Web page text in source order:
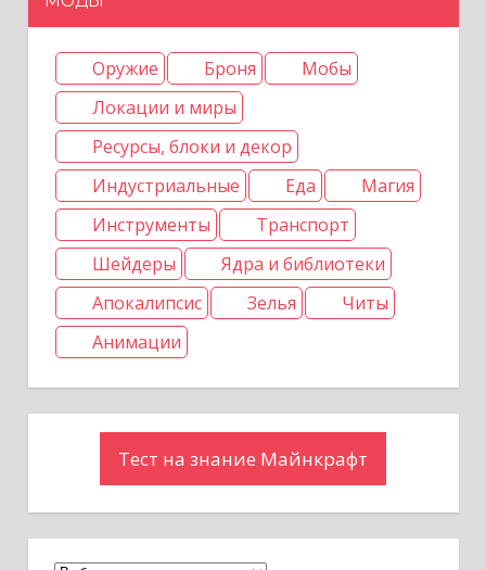
Оружие Броня
Мобы
Локации и миры
Ресурсы, блоки и декор
Индустриальные
Еда
Магия
Инструменты
Транспорт
Шейдеры
Ядра и библиотеки
Апокалипсис
Зелья
Читы
Анимации
Тест на знание Майнкрафт